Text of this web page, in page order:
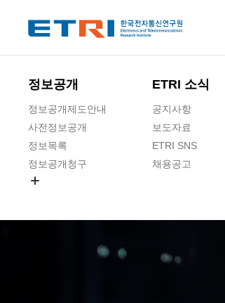
정보공개
정보공개제도안내
사전정보공개
정보목록
정보공개청구
ETRI 소식
공지사항
보도자료
ETRI SNS
채용공고